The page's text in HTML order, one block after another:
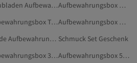
Schubladen Aufbewahrungsbox
Aufbewahrungsbox Kühlschrank
Aufbewahrungsbox Transparent
Aufbewahrungsbox Rechteckig
Runde Aufbewahrungsbox Schmuck Set Geschenk
Aufbewahrungsbox 30 X 25 X 20
Aufbewahrungsbox 50 X 30 X 20